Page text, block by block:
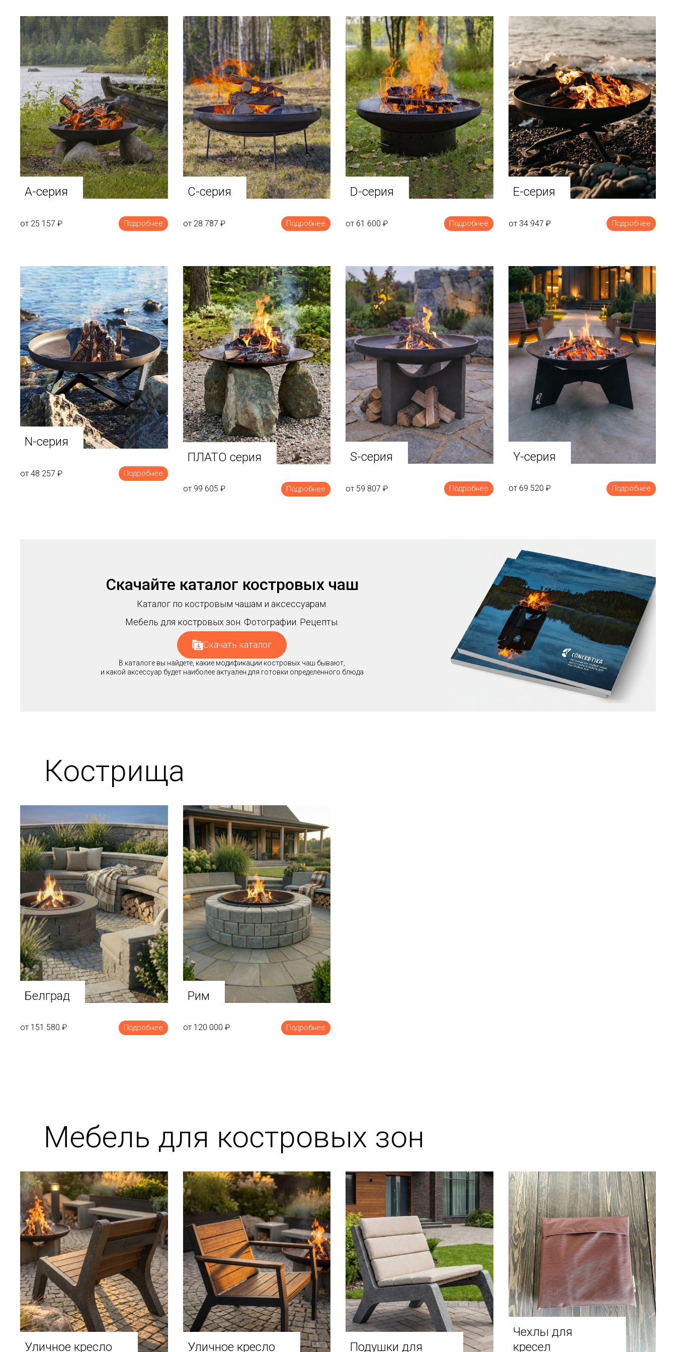
A-серия
от 25 157 ₽ Подробнее
C-серия
от 28 787 ₽ Подробнее
D-серия
от 61 600 ₽ Подробнее
E-серия
от 34 947 ₽ Подробнее
N-серия
от 48 257 ₽ Подробнее
ПЛАТО серия
от 99 605 ₽ Подробнее
S-серия
от 59 807 ₽ Подробнее
Y-серия
от 69 520 ₽ Подробнее
Скачайте каталог костровых чаш
Каталог по костровым чашам и аксессуарам.
Мебель для костровых зон. Фотографии. Рецепты.
Скачать каталог
В каталоге вы найдете, какие модификации костровых чаш бывают,
и какой аксессуар будет наиболее актуален для готовки определенного блюда
Кострища
Белград
от 151 580 ₽ Подробнее
Рим
от 120 000 ₽ Подробнее
Мебель для костровых зон
Уличное кресло Уличное кресло Подушки для
Чехлы для
кресел